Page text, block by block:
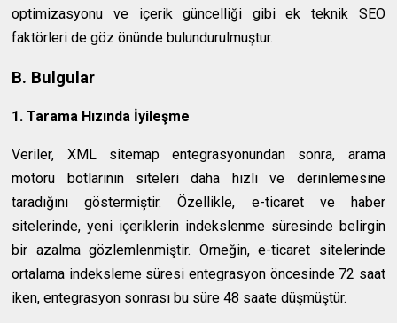
optimizasyonu ve içerik güncelliği gibi ek teknik SEO
faktörleri de göz önünde bulundurulmuştur.
B. Bulgular
1. Tarama Hızında İyileşme
Veriler, XML sitemap entegrasyonundan sonra, arama
motoru botlarının siteleri daha hızlı ve derinlemesine
taradığını göstermiştir. Özellikle, e-ticaret ve haber
sitelerinde, yeni içeriklerin indekslenme süresinde belirgin
bir azalma gözlemlenmiştir. Örneğin, e-ticaret sitelerinde
ortalama indeksleme süresi entegrasyon öncesinde 72 saat
iken, entegrasyon sonrası bu süre 48 saate düşmüştür.